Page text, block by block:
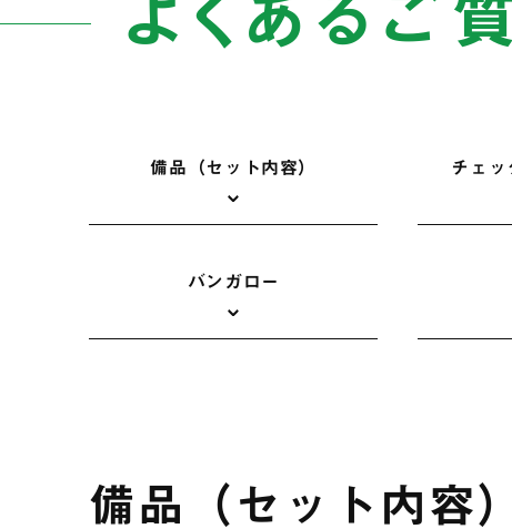
よくあるご
備品（セット内容） チェッ
バンガロー
備品（セット内容）